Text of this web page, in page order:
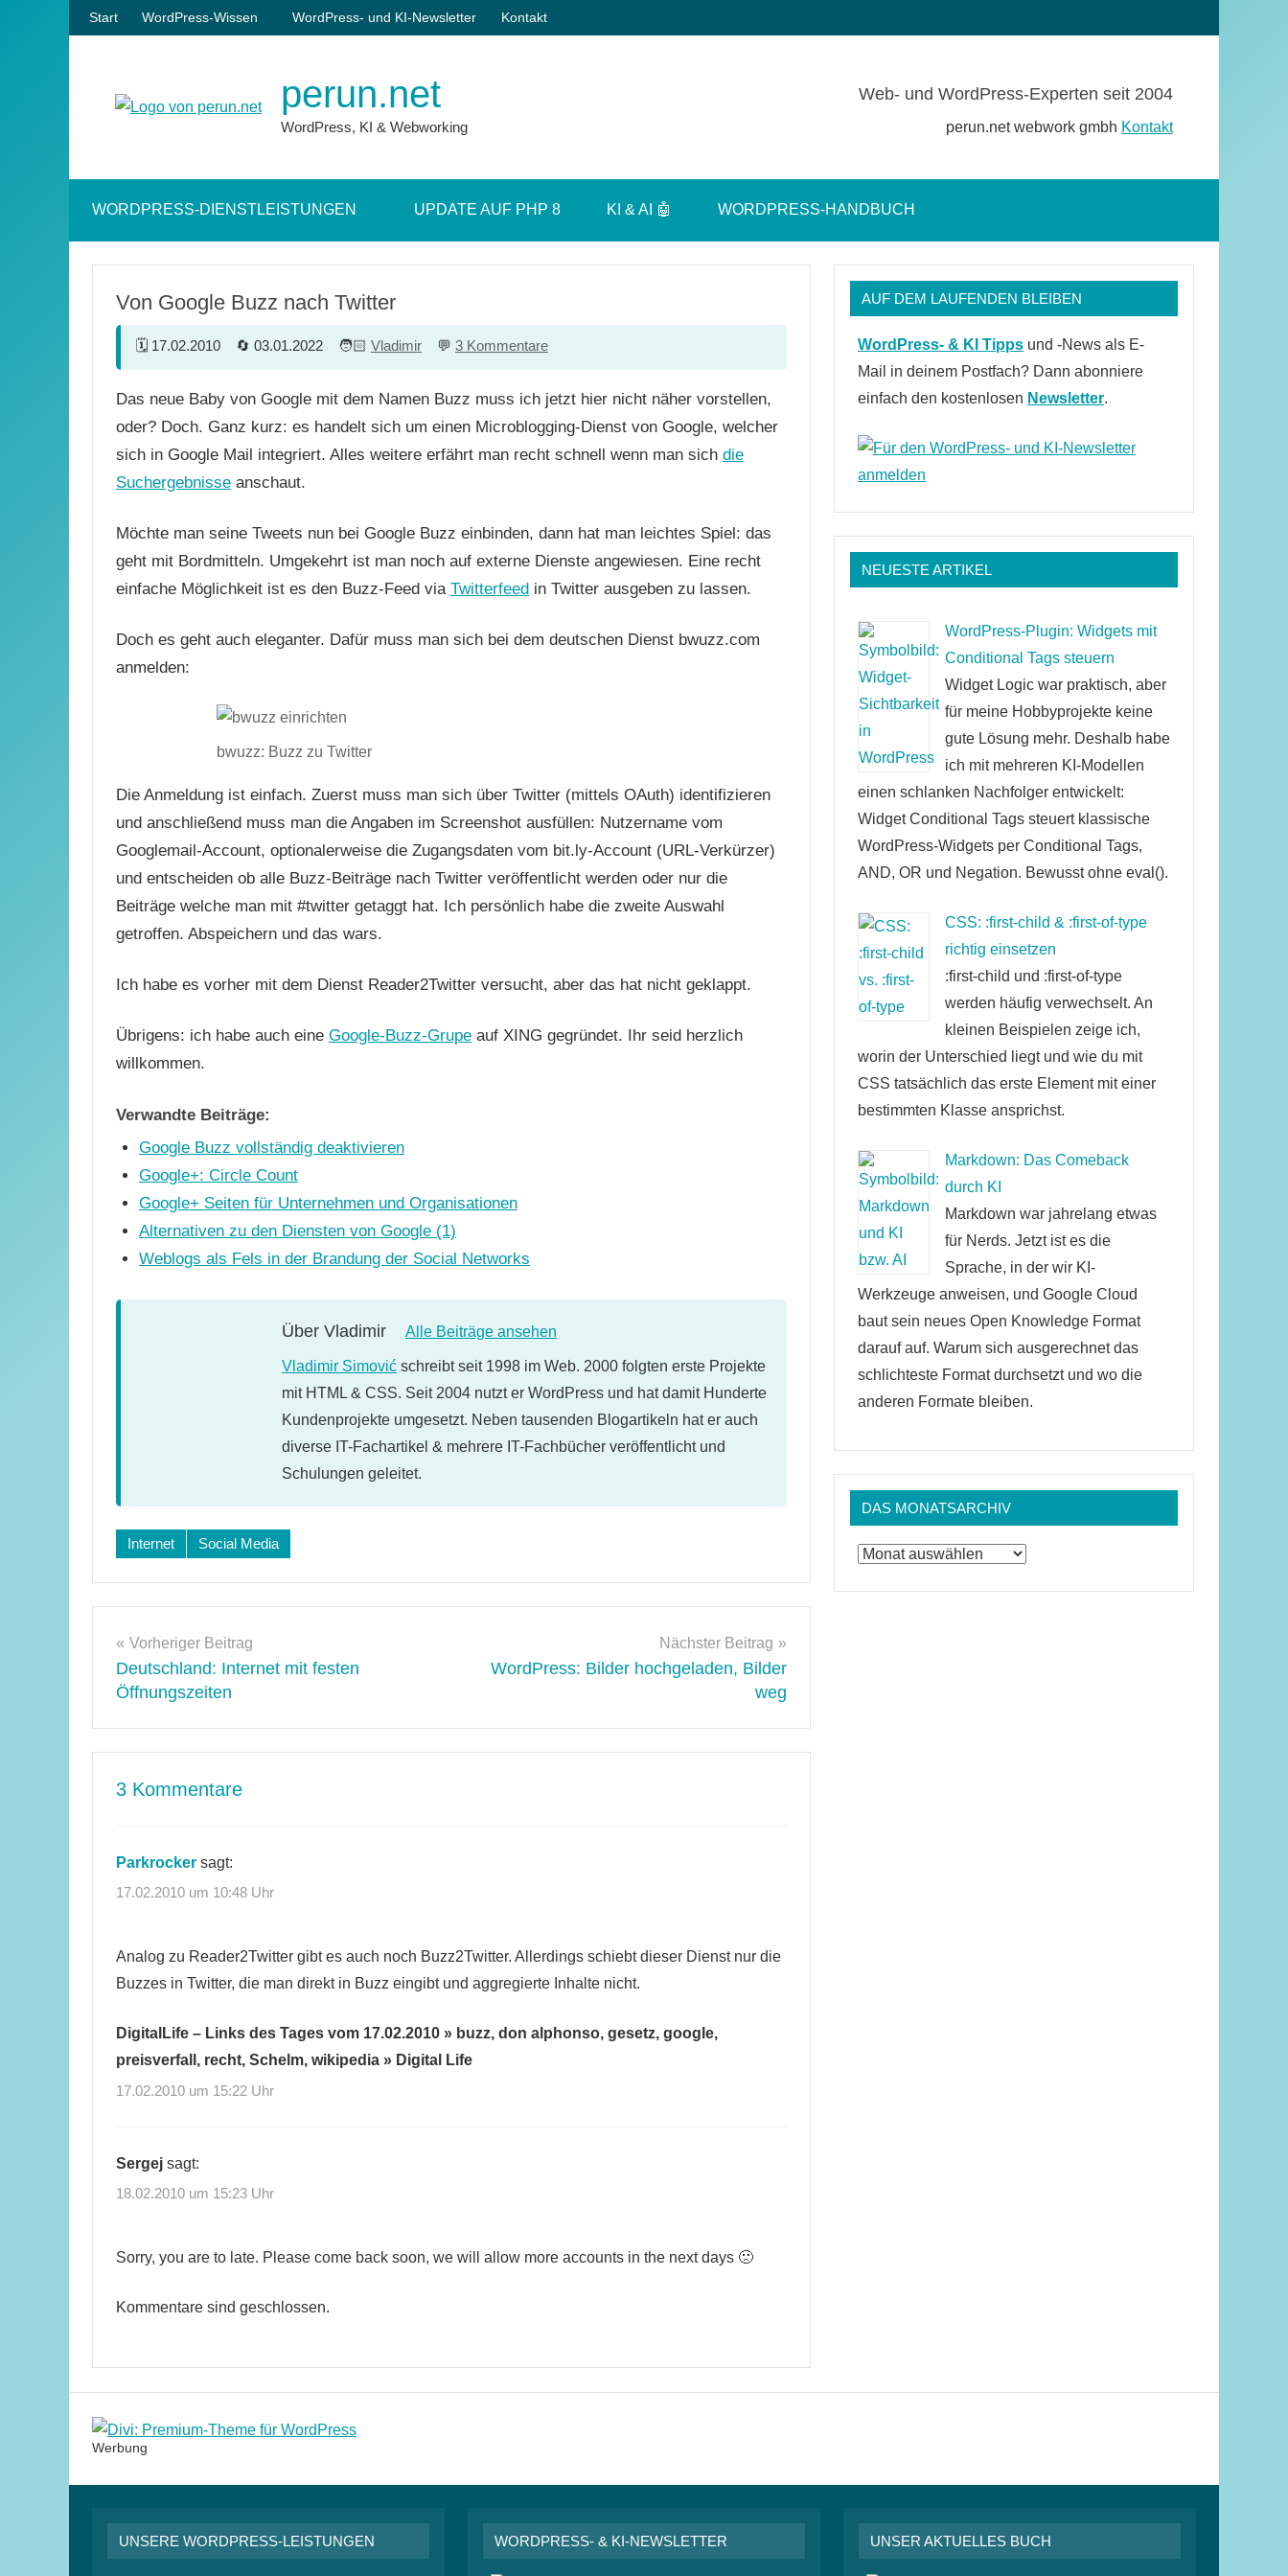
Zum
Inhalt
Start WordPress-Wissen WordPress- und KI-Newsletter Kontakt
perun.net
WordPress, KI & Webworking
Web- und WordPress-Experten seit 2004
perun.net webwork gmbh Kontakt
öffnen
WORDPRESS-DIENSTLEISTUNGEN UPDATE AUF PHP 8 KI & AI 🤖 WORDPRESS-HANDBUCH
Von Google Buzz nach Twitter
17.02.2010 03.01.2022 Vladimir 3 Kommentare
Das neue Baby von Google mit dem Namen Buzz muss ich jetzt hier nicht näher vorstellen,
oder? Doch. Ganz kurz: es handelt sich um einen Microblogging-Dienst von Google, welcher
sich in Google Mail integriert. Alles weitere erfährt man recht schnell wenn man sich die
Suchergebnisse anschaut.
Möchte man seine Tweets nun bei Google Buzz einbinden, dann hat man leichtes Spiel: das
geht mit Bordmitteln. Umgekehrt ist man noch auf externe Dienste angewiesen. Eine recht
einfache Möglichkeit ist es den Buzz-Feed via Twitterfeed in Twitter ausgeben zu lassen.
Doch es geht auch eleganter. Dafür muss man sich bei dem deutschen Dienst bwuzz.com
anmelden:
bwuzz: Buzz zu Twitter
Die Anmeldung ist einfach. Zuerst muss man sich über Twitter (mittels OAuth) identifizieren
und anschließend muss man die Angaben im Screenshot ausfüllen: Nutzername vom
Googlemail-Account, optionalerweise die Zugangsdaten vom bit.ly-Account (URL-Verkürzer)
und entscheiden ob alle Buzz-Beiträge nach Twitter veröffentlicht werden oder nur die
Beiträge welche man mit #twitter getaggt hat. Ich persönlich habe die zweite Auswahl
getroffen. Abspeichern und das wars.
Ich habe es vorher mit dem Dienst Reader2Twitter versucht, aber das hat nicht geklappt.
Übrigens: ich habe auch eine Google-Buzz-Grupe auf XING gegründet. Ihr seid herzlich
willkommen.
Verwandte Beiträge:
Google Buzz vollständig deaktivieren
Google+: Circle Count
Google+ Seiten für Unternehmen und Organisationen
Alternativen zu den Diensten von Google (1)
Weblogs als Fels in der Brandung der Social Networks
Über Vladimir Alle Beiträge ansehen
Vladimir Simović schreibt seit 1998 im Web. 2000 folgten erste Projekte
mit HTML & CSS. Seit 2004 nutzt er WordPress und hat damit Hunderte
Kundenprojekte umgesetzt. Neben tausenden Blogartikeln hat er auch
diverse IT-Fachartikel & mehrere IT-Fachbücher veröffentlicht und
Schulungen geleitet.
Schlagwörter:
2.0
Internet Social Media
Beitragsnavigation
Vorheriger Beitrag
Deutschland: Internet mit festen
Öffnungszeiten
Nächster Beitrag
WordPress: Bilder hochgeladen, Bilder
weg
3 Kommentare
Parkrocker sagt:
17.02.2010 um 10:48 Uhr
Analog zu Reader2Twitter gibt es auch noch Buzz2Twitter. Allerdings schiebt dieser Dienst nur die
Buzzes in Twitter, die man direkt in Buzz eingibt und aggregierte Inhalte nicht.
DigitalLife – Links des Tages vom 17.02.2010 » buzz, don alphonso, gesetz, google,
preisverfall, recht, Schelm, wikipedia » Digital Life
17.02.2010 um 15:22 Uhr
Sergej sagt:
18.02.2010 um 15:23 Uhr
Sorry, you are to late. Please come back soon, we will allow more accounts in the next days 🙁
Kommentare sind geschlossen.
AUF DEM LAUFENDEN BLEIBEN
WordPress- & KI Tipps und -News als E-
Mail in deinem Postfach? Dann abonniere
einfach den kostenlosen Newsletter.
NEUESTE ARTIKEL
WordPress-Plugin: Widgets mit
Conditional Tags steuern
Widget Logic war praktisch, aber
für meine Hobbyprojekte keine
gute Lösung mehr. Deshalb habe
ich mit mehreren KI-Modellen
einen schlanken Nachfolger entwickelt:
Widget Conditional Tags steuert klassische
WordPress-Widgets per Conditional Tags,
AND, OR und Negation. Bewusst ohne eval().
CSS: :first-child & :first-of-type
richtig einsetzen
:first-child und :first-of-type
werden häufig verwechselt. An
kleinen Beispielen zeige ich,
worin der Unterschied liegt und wie du mit
CSS tatsächlich das erste Element mit einer
bestimmten Klasse ansprichst.
Markdown: Das Comeback
durch KI
Markdown war jahrelang etwas
für Nerds. Jetzt ist es die
Sprache, in der wir KI-
Werkzeuge anweisen, und Google Cloud
baut sein neues Open Knowledge Format
darauf auf. Warum sich ausgerechnet das
schlichteste Format durchsetzt und wo die
anderen Formate bleiben.
DAS MONATSARCHIV
Das
Werbung
UNSERE WORDPRESS-LEISTUNGEN WORDPRESS- & KI-NEWSLETTER UNSER AKTUELLES BUCH